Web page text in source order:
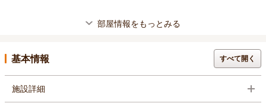
部屋情報をもっとみる
基本情報 すべて開く
施設詳細